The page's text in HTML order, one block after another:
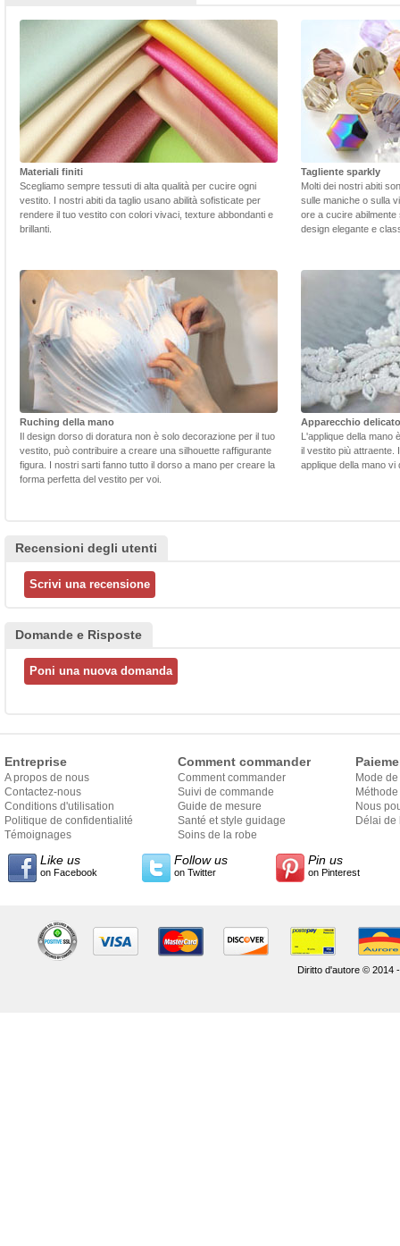
Materiali finiti
Scegliamo sempre tessuti di alta qualità per cucire ogni
vestito. I nostri abiti da taglio usano abilità sofisticate per
rendere il tuo vestito con colori vivaci, texture abbondanti e
brillanti.
Tagliente sparkly
Molti dei nostri abiti
sulle maniche o sulla
ore a cucire
design elegante e
Ruching della mano
Il design dorso di doratura non è solo decorazione per il tuo
vestito, può contribuire a creare una silhouette raffigurante
figura. I nostri sarti fanno tutto il dorso a mano per creare la
forma perfetta del vestito per voi.
Apparecchio delicato
L'applique della mano
il vestito più attraente.
applique della mano
Recensioni degli utenti
Domande e Risposte
Entreprise
A propos de nous
Contactez-nous
Conditions d'utilisation
Politique de confidentialité
Témoignages
Comment commander
Comment commander
Suivi de commande
Guide de mesure
Santé et style guidage
Soins de la robe
Mode
Nous
Délai de
Like us
on Facebook
Follow us
on Twitter
Pin us
on Pinterest
Diritto d'autore © 2014